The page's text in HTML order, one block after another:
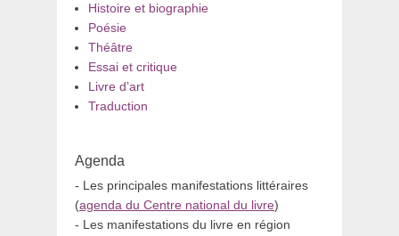
Histoire et biographie
Poésie
Théâtre
Essai et critique
Livre d’art
Traduction
Agenda
- Les principales manifestations littéraires
(agenda du Centre national du livre)
- Les manifestations du livre en région